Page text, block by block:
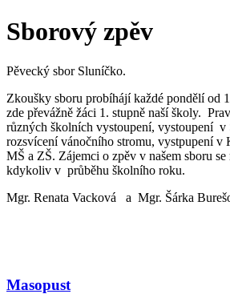
Sborový zpěv
Pěvecký sbor Sluníčko.
Zkoušky sboru probíhájí každé pondělí od
zde převážně žáci 1. stupně naší školy.
různých školních vystoupení, vystoupení v
rozsvícení vánočního stromu, vystpupení
MŠ a ZŠ. Zájemci o zpěv v našem sboru
kdykoliv v průběhu školního roku.
Mgr. Renata Vacková a Mgr. Šárka
Masopust